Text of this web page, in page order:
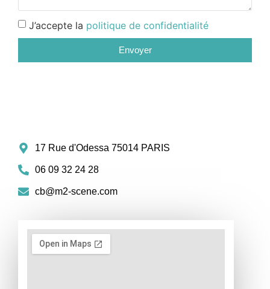
J’accepte la politique de confidentialité
Envoyer
17 Rue d'Odessa 75014 PARIS
06 09 32 24 28
cb@m2-scene.com